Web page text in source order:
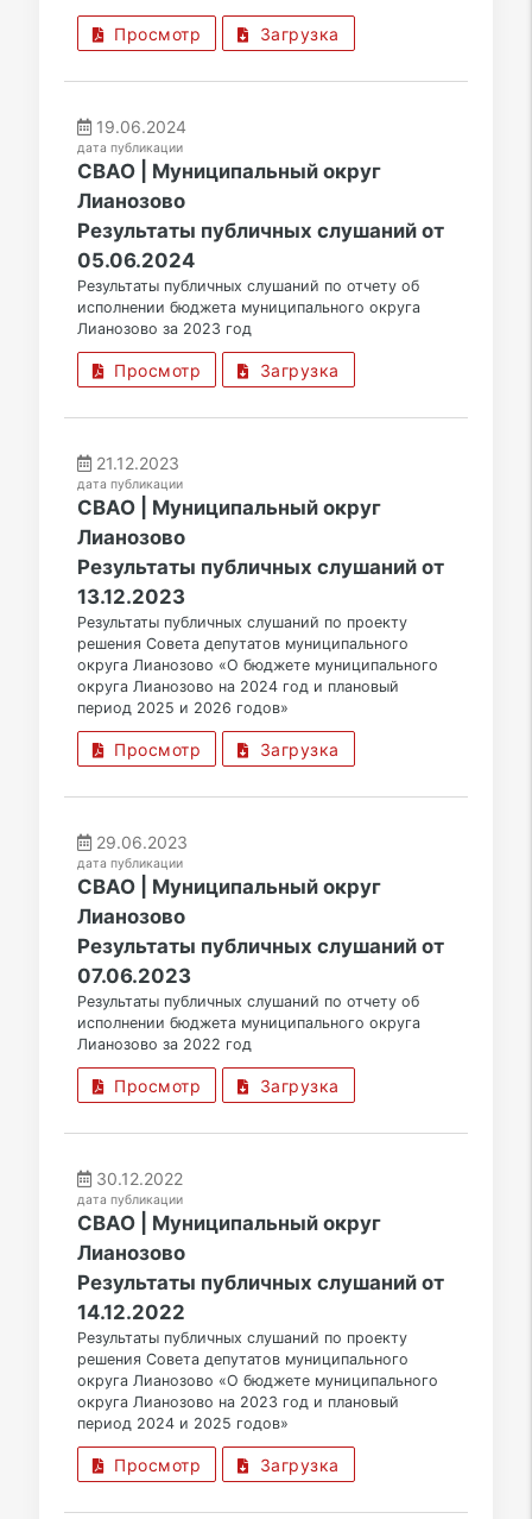
Просмотр Загрузка
19.06.2024
дата публикации
СВАО | Муниципальный округ
Лианозово
Результаты публичных слушаний от
05.06.2024
Результаты публичных слушаний по отчету об
исполнении бюджета муниципального округа
Лианозово за 2023 год
Просмотр Загрузка
21.12.2023
дата публикации
СВАО | Муниципальный округ
Лианозово
Результаты публичных слушаний от
13.12.2023
Результаты публичных слушаний по проекту
решения Совета депутатов муниципального
округа Лианозово «О бюджете муниципального
округа Лианозово на 2024 год и плановый
период 2025 и 2026 годов»
Просмотр Загрузка
29.06.2023
дата публикации
СВАО | Муниципальный округ
Лианозово
Результаты публичных слушаний от
07.06.2023
Результаты публичных слушаний по отчету об
исполнении бюджета муниципального округа
Лианозово за 2022 год
Просмотр Загрузка
30.12.2022
дата публикации
СВАО | Муниципальный округ
Лианозово
Результаты публичных слушаний от
14.12.2022
Результаты публичных слушаний по проекту
решения Совета депутатов муниципального
округа Лианозово «О бюджете муниципального
округа Лианозово на 2023 год и плановый
период 2024 и 2025 годов»
Просмотр Загрузка